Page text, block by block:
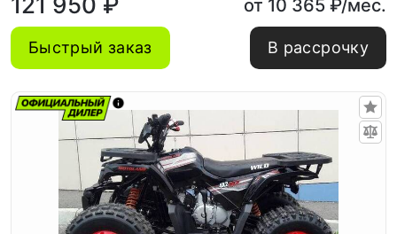
от 10 365 ₽/мес.
Быстрый заказ В рассрочку